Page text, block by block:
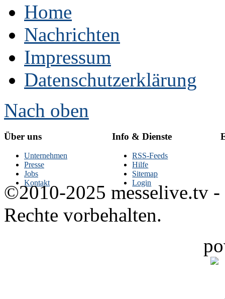
Home
Nachrichten
Impressum
Datenschutzerklärung
Nach oben
Über uns
Unternehmen
Presse
Jobs
Kontakt
Info & Dienste
RSS-Feeds
Hilfe
Sitemap
Login
©2010-2025 messelive.tv -
Rechte vorbehalten.